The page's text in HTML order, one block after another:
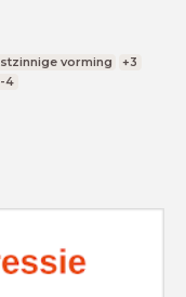
vorming
+3
4